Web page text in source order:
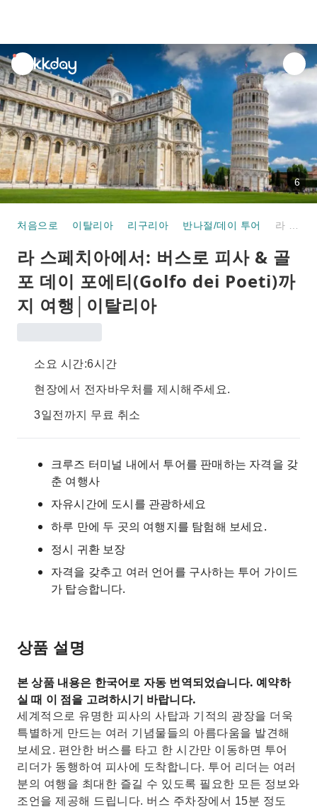
unread
notifications
6
처음으로 이탈리아 리구리아 반나절/데이 투어
라 스페치아에서: 버스로 피사 & 골
포 데이 포에티(Golfo dei Poeti)까
지 여행│이탈리아
소요 시간:6시간
현장에서 전자바우처를 제시해주세요.
3일전까지 무료 취소
크루즈 터미널 내에서 투어를 판매하는 자격을 갖
춘 여행사
자유시간에 도시를 관광하세요
하루 만에 두 곳의 여행지를 탐험해 보세요.
정시 귀환 보장
자격을 갖추고 여러 언어를 구사하는 투어 가이드
가 탑승합니다.
상품 설명
본 상품 내용은 한국어로 자동 번역되었습니다. 예약하
실 때 이 점을 고려하시기 바랍니다.
세계적으로 유명한 피사의 사탑과 기적의 광장을 더욱
특별하게 만드는 여러 기념물들의 아름다움을 발견해
보세요. 편안한 버스를 타고 한 시간만 이동하면 투어
리더가 동행하여 피사에 도착합니다. 투어 리더는 여러
분의 여행을 최대한 즐길 수 있도록 필요한 모든 정보와
조언을 제공해 드립니다. 버스 주차장에서 15분 정도